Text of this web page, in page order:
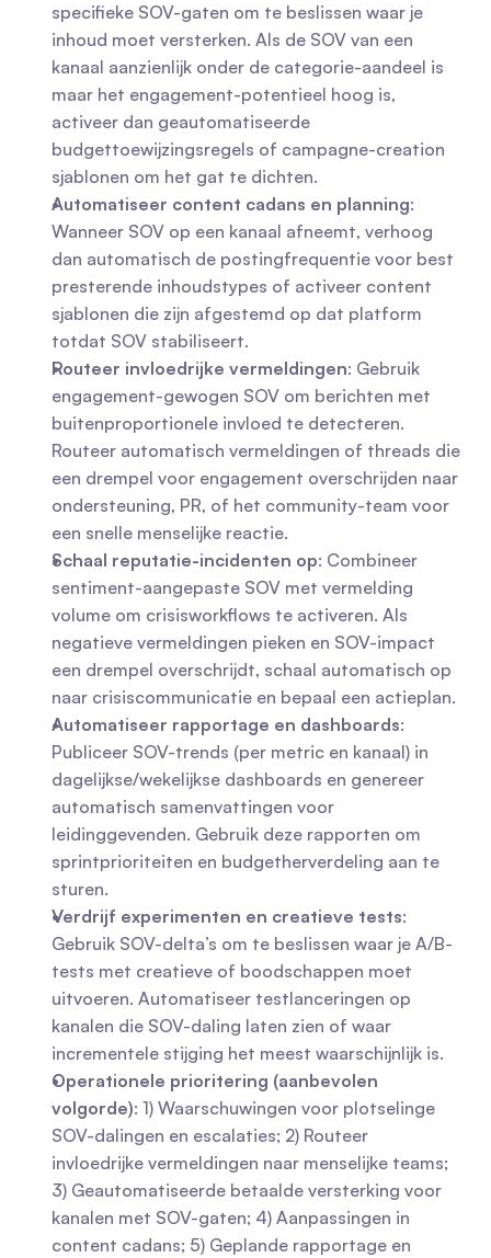
specifieke SOV-gaten om te beslissen waar je
inhoud moet versterken. Als de SOV van een
kanaal aanzienlijk onder de categorie-aandeel is
maar het engagement-potentieel hoog is,
activeer dan geautomatiseerde
budgettoewijzingsregels of campagne-creation
sjablonen om het gat te dichten.
Automatiseer content cadans en planning:
Wanneer SOV op een kanaal afneemt, verhoog
dan automatisch de postingfrequentie voor best
presterende inhoudstypes of activeer content
sjablonen die zijn afgestemd op dat platform
totdat SOV stabiliseert.
Routeer invloedrijke vermeldingen: Gebruik
engagement-gewogen SOV om berichten met
buitenproportionele invloed te detecteren.
Routeer automatisch vermeldingen of threads die
een drempel voor engagement overschrijden naar
ondersteuning, PR, of het community-team voor
een snelle menselijke reactie.
Schaal reputatie-incidenten op: Combineer
sentiment-aangepaste SOV met vermelding
volume om crisisworkflows te activeren. Als
negatieve vermeldingen pieken en SOV-impact
een drempel overschrijdt, schaal automatisch op
naar crisiscommunicatie en bepaal een actieplan.
Automatiseer rapportage en dashboards:
Publiceer SOV-trends (per metric en kanaal) in
dagelijkse/wekelijkse dashboards en genereer
automatisch samenvattingen voor
leidinggevenden. Gebruik deze rapporten om
sprintprioriteiten en budgetherverdeling aan te
sturen.
Verdrijf experimenten en creatieve tests:
Gebruik SOV-delta’s om te beslissen waar je A/B-
tests met creatieve of boodschappen moet
uitvoeren. Automatiseer testlanceringen op
kanalen die SOV-daling laten zien of waar
incrementele stijging het meest waarschijnlijk is.
Operationele prioritering (aanbevolen
volgorde): 1) Waarschuwingen voor plotselinge
SOV-dalingen en escalaties; 2) Routeer
invloedrijke vermeldingen naar menselijke teams;
3) Geautomatiseerde betaalde versterking voor
kanalen met SOV-gaten; 4) Aanpassingen in
content cadans; 5) Geplande rapportage en